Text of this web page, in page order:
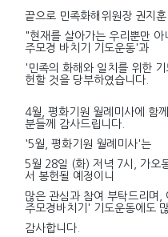
끝으로 민족화해위원장 권지
"현재를 살아가는 우리뿐만
주모경 바치기 기도운동'과
'민족의 화해와 일치를 위한
헌할 것을 당부하였습니다.
4월, 평화기원 월례미사에 함
분들께 감사드립니다.
'5월, 평화기원 월례미사'는
5월 28일 (화) 저녁 7시, 가오
서 봉헌될 예정이니
많은 관심과 참여 부탁드리며,
주모경바치기' 기도운동에도
감사합니다.